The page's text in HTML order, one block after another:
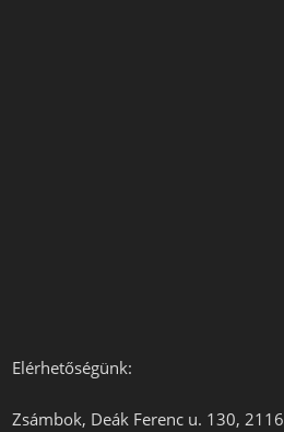
Elérhetőségünk:
Zsámbok, Deák Ferenc u. 130, 2116